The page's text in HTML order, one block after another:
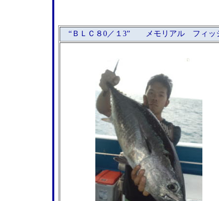
“ＢＬＣ８0／１3” メモリアル フィッ